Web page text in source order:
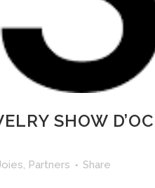
SHOW
, Partners Share